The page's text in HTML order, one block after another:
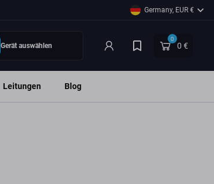
Germany, EUR €
Gerät auswählen
0
0 €
Leitungen Blog